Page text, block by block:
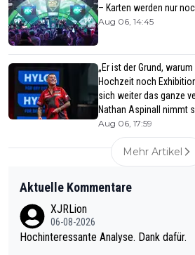
– Karten werden nur
Aug 06, 14:45
„Er ist der Grund,
Hochzeit noch
sich weiter das ganze
Nathan Aspinall nimmt
Aug 06, 17:59
Mehr Artikel
Aktuelle Kommentare
XJRLion
06-08-2026
Hochinteressante Analyse. Dank dafür.